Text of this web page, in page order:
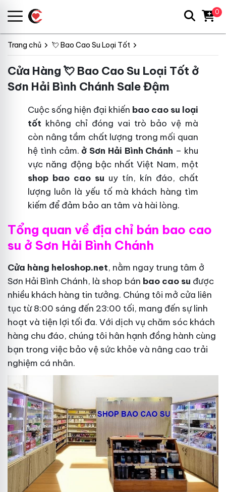
Trang chủ 💘 Bao Cao Su Loại Tốt
Cửa Hàng 💘 Bao Cao Su Loại Tốt ở
Sơn Hải Bình Chánh Sale Đậm
Cuộc sống hiện đại khiến bao cao su loại
tốt không chỉ đóng vai trò bảo vệ mà
còn nâng tầm chất lượng trong mối quan
hệ tình cảm.ở Sơn Hải Bình Chánh – khu
vực năng động bậc nhất Việt Nam, một
shop bao cao su uy tín, kín đáo, chất
lượng luôn là yếu tố mà khách hàng tìm
kiếm để đảm bảo an tâm và hài lòng.
Tổng quan về địa chỉ bán bao cao
su ở Sơn Hải Bình Chánh
Cửa hàng heloshop.net, nằm ngay trung tâm ở
Sơn Hải Bình Chánh, là shop bán bao cao su được
nhiều khách hàng tin tưởng. Chúng tôi mở cửa liên
tục từ 8:00 sáng đến 23:00 tối, mang đến sự linh
hoạt và tiện lợi tối đa. Với dịch vụ chăm sóc khách
hàng chu đáo, chúng tôi hân hạnh đồng hành cùng
bạn trong việc bảo vệ sức khỏe và nâng cao trải
nghiệm cá nhân.
0